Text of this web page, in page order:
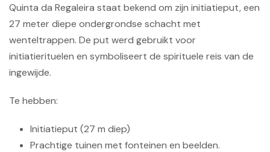
Quinta da Regaleira staat bekend om zijn initiatieput, een
27 meter diepe ondergrondse schacht met
wenteltrappen. De put werd gebruikt voor
initiatierituelen en symboliseert de spirituele reis van de
ingewijde.
Te hebben:
Initiatieput (27 m diep)
Prachtige tuinen met fonteinen en beelden.